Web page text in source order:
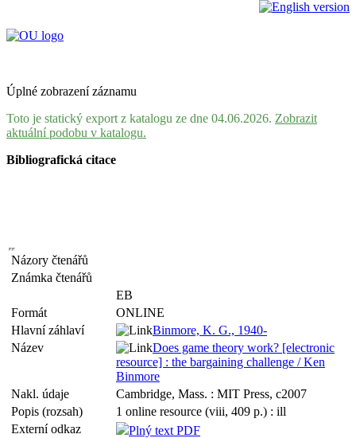
Úplné zobrazení záznamu
Toto je statický export z katalogu ze dne 04.06.2026. Zobrazit
aktuální podobu v katalogu.
Bibliografická citace
Názory čtenářů
Známka čtenářů
EB
Formát
ONLINE
Hlavní záhlaví
Binmore, K. G., 1940-
Název
Does game theory work? [electronic
resource] : the bargaining challenge / Ken
Binmore
Nakl. údaje
Cambridge, Mass. : MIT Press, c2007
Popis (rozsah)
1 online resource (viii, 409 p.) : ill
Externí odkaz
Plný text PDF